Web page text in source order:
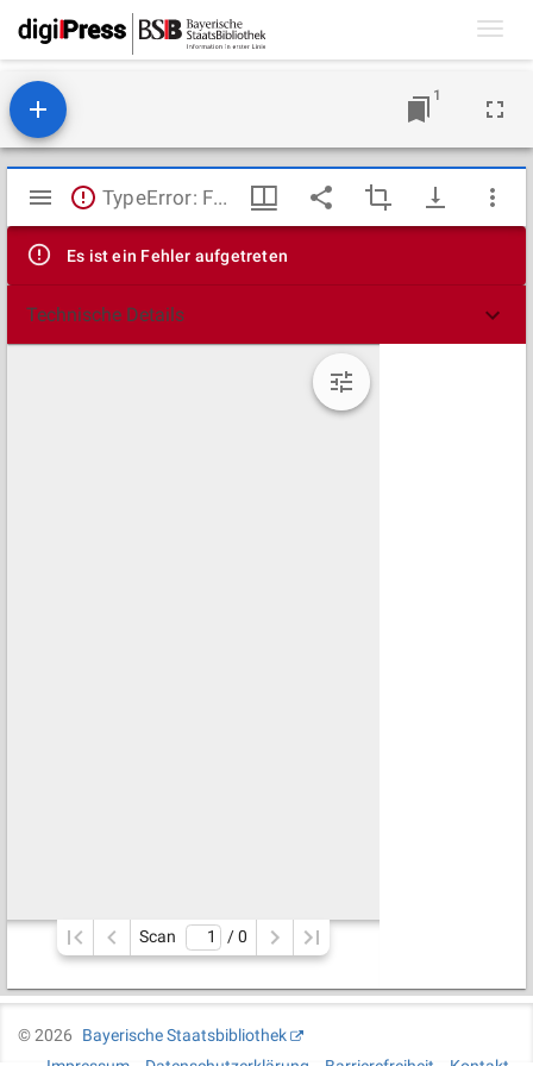
1
Mirador
Viewer
TypeError: Failed to fetch
Es ist ein Fehler aufgetreten
Technische Details
Scan / 0
©2026
Bayerische Staatsbibliothek